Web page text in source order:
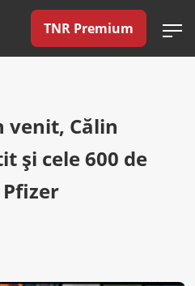
TNR Premium
venit, Călin
și cele 600 de